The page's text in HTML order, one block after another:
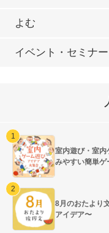
よむ
イベント・セミナー
室内遊び・室内
みやすい簡単
8月のおたより
アイデア〜